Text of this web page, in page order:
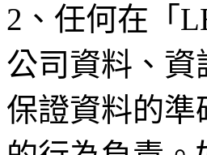
2、任何在「
公司資料、
保證資料的